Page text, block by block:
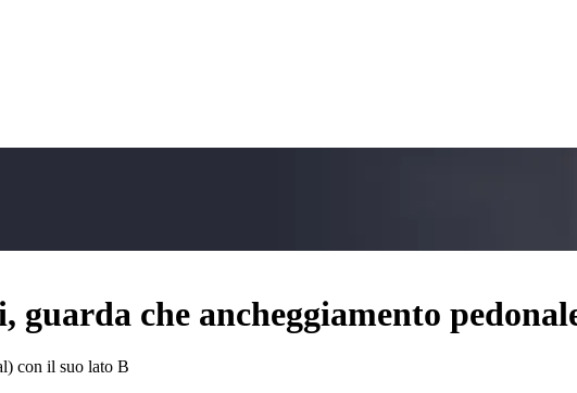
che ancheggiamento
con il suo lato B